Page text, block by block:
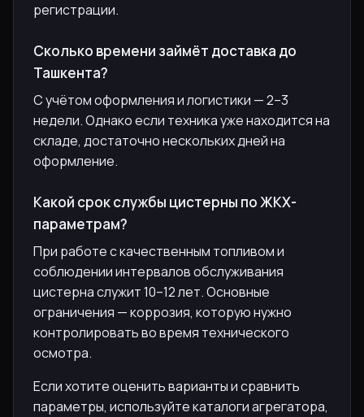
регистрации.
Сколько времени займёт доставка до
Ташкента?
С учётом оформления и логистики — 2–3
недели. Однако если техника уже находится на
складе, достаточно нескольких дней на
оформление.
Какой срок службы цистерны по ЖКХ-
параметрам?
При работе с качественным топливом и
соблюдении интервалов обслуживания
цистерна служит 10–12 лет. Основные
ограничения — коррозия, которую нужно
контролировать во время технического
осмотра.
Если хотите оценить варианты и сравнить
параметры, используйте каталоги агрегатора,